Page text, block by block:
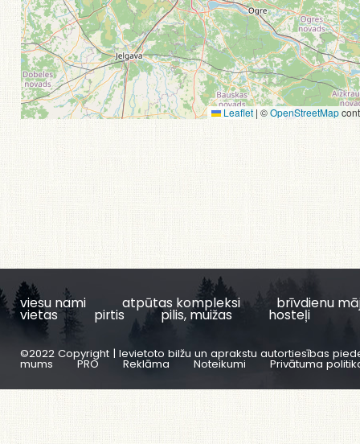
Leaflet | ©OpenStreetMap
viesu nami atpūtas kompleksi brīvdienu
vietas pirtis pilis, muižas hosteļi
©2022 Copyright | Ievietoto bilžu un aprakstu autortiesības
mums PRO Reklāma Noteikumi Privātuma